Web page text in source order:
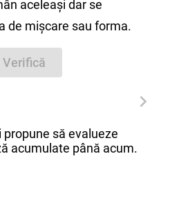
aceleași dar se
de mișcare sau forma.
Verifică
să evalueze
acumulate până acum.